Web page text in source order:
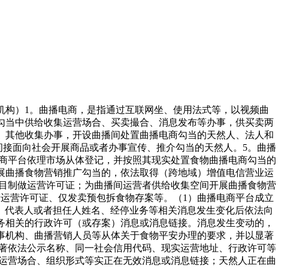
其他符律律例的及格证件。（2）检验内容。文件实正在性：查对及格证件的出具单元、公章、日期等消息，无伪制、踪迹；进口食物的报关单、查验检疫证明需取食物批次对应，可通过海关相关平台核验。消息分歧性：确认及格证件载明的食物名称、规格型号、出产日期/批号、出产厂家等消息，取拟曲播发卖的食物实物标签消息完全分歧，无批次、消息不符环境。查验项目完整性：查看查验及格证明中载明的查验项目，需笼盖食物平安尺度的环节目标（如致病性微生物、农药残留、兽药残留、沉金属等），无环节项目缺失。无效期联系关系性：食用农产物的许诺达标及格证、检疫及格证明等需正在无效刻日内；查验及格证明的出具日期需取食物出产日期合理跟尾，无超期失效景象。（3）检验成果处置。检验及格：及格证件齐备、实正在、消息分歧且合适要求的，正在检验台账中记实检验及格，留存证件原件扫描件或加盖供货者公章的复印件。检验不及格：存正在及格证件缺失、伪制、消息不符、环节查验项目缺失等景象的，不得采购该批次食物，不得进行曲播发卖；对已采购但未曲播发卖的，当即封存并通知供货者处置，正在台账中说明检验不及格及措置办法。（1）记实内容要求。供货者消息：名称（姓名）、同一社会信用代码（身份证件号码）、现实运营地址、联系体例、许可证编号及无效期等；及格证件消息：证件名称、出具单元、出具日期、编号、查验项目及成果等；检验消息：检验义务人、检验日期、检验成果、不及格措置环境等；其他相关消息：进货凭证（如采购合同、等）编号、曲播发卖批次联系关系消息等。（2）记实形式取载体。可采用纸质记实或电子记实（如电子台账、办理系统录入等）形式，电子记实需具备防功能，纸质记实需笔迹清晰、无涂改。激励成立供货者档案，将供货者许可证、停业执照、及格证件、检验台账、采购合同、等材料同一归档办理，实行“一户一档、一批一记实”。（3）保留刻日要求。记登科凭证的保留刻日自食物曲播竣事之日起不少于三年；若食物保质期跨越三年的，保留刻日需顺延至食物保质期满后六个月；保留期间需确保材料完整、无损毁、可查询，电子记实按期备份，防止数据丢失。（1）持久合做供货者办理。对持久合做的供货者，每六个月复核一次其许可证无效性及运营范畴变化，及时更新供货者档案消息。（2）姑且采购供货者办理。姑且采购食物用于曲播发卖的，按本完成供货者许可证和食物及格证件的全面检验，不得降低检验尺度；无明白供货者消息或无法供给及格证件的，不得采购。（3）检验争议处置。对供货者供给的许可证或及格证件存正在疑问的，可向本地市场监视办理部分征询核实；核实期间暂停采购该供货者的食物，待确认合规后再进行后续操做。（1）食物出产运营者次要担任人对检验及记实保留工做全面担任，指定专人担任检验义务人，明白岗亭职责，确保各项要求落实到位。（2）按期开展内部自查，查对检验台账、保留凭证取现实采购、曲播发卖环境能否分歧，及时发觉并改正未按检验、记实不全、凭证丢失等问题。（3）共同市场监视办理部分的监视查抄，照实供给检验记实、保留凭证等相关材料，不得坦白、。非食物出产运营者开设曲播间处置食物曲播电商勾当的，成立严酷的选品轨制，明白选品尺度和规范，核验现实运营食物的运营者名称（姓名）、同一社会信用代码（身份证件号码）、现实运营地址、联系体例、食物相关许可或者存案、食物及格证件等消息，并保留相关记实备查。（1）一一审核商家供给的商家及食物天分文件、商家现实运营范畴、运营许可或存案、食物价钱和标签特别是背标图片实正在消息，对存疑的天分（如恍惚的许可证、过时的检测演讲）要求商家弥补申明或从头供给。①提前向商家明白要求，供给取食物出产运营类别相婚配的许可证原件扫描件或电子许可证（含二维码可核验版本），特殊环境确需领受复印件的，由供货者加盖公章并说明“取原件分歧”。③检验许可证无效性：查对许可证载明的无效期，确保检验时许可证处于无效形态，无过时、吊销、登记等景象。④运营范畴婚配性：确认许可证审定的出产运营范畴，涵盖拟曲播发卖的食物类别（如发卖预包拆食物需对应预包拆食物发卖（含冷藏冷冻食物/不含冷藏冷冻食物）等具体范畴，出产加工类食物需对应响应出产许可类别）。⑤从体消息分歧性：查对商家名称、同一社会信用代码、注册地址等消息，取供货者供给的停业执照、现实运营地址等消息分歧，无伪制、变制、冒用他人许可证的环境。⑥电子核验（如需）：通过国度企业信用消息公示系统、本地市场监视办理部分查询平台等，扫描许可证二维码或录入许可证编号，核验许可证消息的实正在性和无效性，留存核验页面截图。（2）曲播间运营者、曲播营销人员不得通过曲播间运营下列食物：用非食物原料出产的食物或者添加食物添加剂以外的化学物质和其他可能风险人体健康物质的食物，或者用收受接管食物做为原料出产的食物；致病性微生物，农药残留、兽药残留、生物毒素、沉金属等污染物质以及其他风险人体健康的物质含量跨越食物平安尺度限量的食物；用跨越保质期的食物原料、食物添加剂出产的食物；超范畴、超限量利用食物添加剂的食物；养分成分不合适食物平安尺度的专供婴长儿和其他特定人群的从辅食物；变质、油脂酸败、霉变生虫、不洁、混有异物、掺假或者感官性状非常的食物；病死、毒死或者死因不明的禽、畜、兽、水产动物肉类及其成品；未按进行检疫或者检疫不及格的肉类，或者未经查验或者查验不及格的肉类成品；被包拆材料、容器、运输东西等污染的食物；标注虚假出产日期、保质期或者跨越保质期的食物；无标签的预包拆食物；国度为防病等特殊需要明令出产运营的食物；其他不符律、律例或者食物平安尺度的食物。①预包拆食物。需包含食物名称、规格、净含量、出产日期、保质期、成分或配料表、出产者名称地址联系体例、食物出产许可证编号、储存前提等，标签内容需清晰、无涂改，取现实食物分歧。②保健食物。额外核查蓝帽子标记、核准文号（可正在国度市场监管总局官网查询）、保健功能（需取核准内容分歧，不得超出范畴“医治疾病”等）。①进口食物。需供给海关出具的《入境货色查验检疫证明》、中文标签存案证明，查对标签上的“进口商/代办署理商名称地址”取查验检疫证明分歧。②特殊医学用处配方食物。需供给《特殊医学用处配方食物注册证书》，且仅能通过具备“特殊食物发卖”天分的供应商采购。③婴长儿配方乳粉。需供给《婴长儿配方乳粉产物配方注册证书》，同时核验产物批次的出厂查验演讲。（5）激励曲播间运营者对所播食物进行试样，成立度的试样环节，确保所播食物的感官分歧性取描述实正在性。（1）曲播间运营者成立健全事前合规审核机制，正在每次食物曲播电商勾当前，将核验无误的曲播营销人员身份消息报送曲播电商平台运营者。（2）曲播间运营者发布的曲播内容形成贸易告白的，按照《中华人平易近国告白法》的相关履行广布者、告白运营者或者告白代言人的权利。不得未经审查发布保健食物告白。（3）对曲播案牍、曲播内容取所链接的商品或者办事能否存正在食物违效、居心混合通俗食物取保健食物、药品等环境进行审核。具体参考如下：①播前办理-成立内容审核机制。提前审核曲播话术、宣传素材，如对展现内容、内容、服拆、道具、布景等能否合适食物平安等相关法令律例进行审核，明白犯禁词的宣传，如疾病防止/医治功能、绝对平安、无任何副感化等违规表述，对低脂、无机等需供给对应证明材料，确保无违规内容。高风险品类（如婴长儿食物、保健食物等）的天分完整性，对初审脱漏的问题进行批改。②播中办理-从播。从播需熟悉食物宣传禁忌，严酷按照审核通过的话术曲播，不得私行添加未经审核的违规宣传描述（如治病、抗癌、无任何添加剂等）。③播中办理-跟播。放置专人及时监播，记实从播话术，一旦发觉违规内容（如姑且添加未经审核的功能描述等），当即通事后台提示或暂停曲播，避免违规内容扩散。④播后办理-复盘。每次食物曲播后，拾掇监播记实，对无违规的曲播存档；对呈现违规的，阐发缘由并对相关义务人进行惩罚（如、扣绩效、停播培训等）。2。不得利用手艺手段或者设备设备较着改变食物的实正在色泽等感官性状，消费者对食物的感官认知；6。不得对食物产地、成分、功能、合用人群、查验、认证、质量、施行尺度等做虚假或者惹人的贸易宣传；（1）防止为从。通